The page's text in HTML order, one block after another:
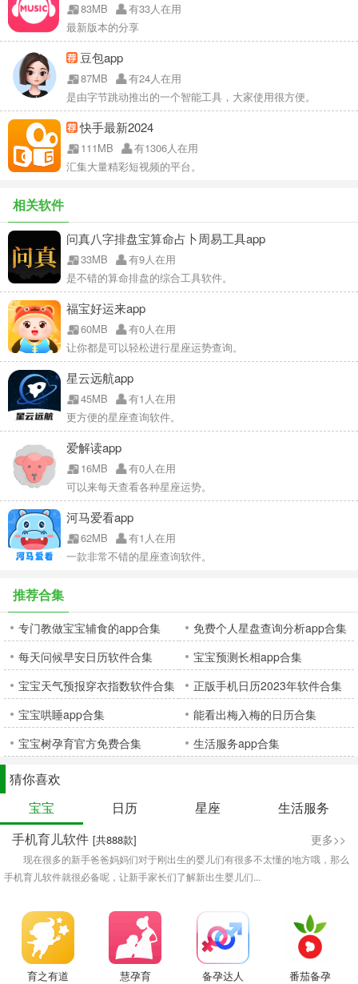
83MB
有33人在用
最新版本的分享
豆包app
87MB
有24人在用
是由字节跳动推出的一个智能工具，大家使用很方便。
快手最新2024
111MB
有1306人在用
汇集大量精彩短视频的平台。
相关软件
问真八字排盘宝算命占卜周易工具app
33MB
有9人在用
是不错的算命排盘的综合工具软件。
福宝好运来app
60MB
有0人在用
让你都是可以轻松进行星座运势查询。
星云远航app
45MB
有1人在用
更方便的星座查询软件。
爱解读app
16MB
有0人在用
可以来每天查看各种星座运势。
河马爱看app
62MB
有1人在用
一款非常不错的星座查询软件。
推荐合集
专门教做宝宝辅食的app合集
免费个人星盘查询分析app合集
每天问候早安日历软件合集
宝宝预测长相app合集
宝宝天气预报穿衣指数软件合集
正版手机日历2023年软件合集
宝宝哄睡app合集
能看出梅入梅的日历合集
宝宝树孕育官方免费合集
生活服务app合集
猜你喜欢
宝宝
日历 星座
生活服务
手机育儿软件 [共888款] 更多>>
现在很多的新手爸爸妈妈们对于刚出生的婴儿们有很多不太懂的地方哦，那么
手机育儿软件就很必备呢，让新手家长们了解新出生婴儿们...
育之有道
慧孕育 备孕达人 番茄备孕